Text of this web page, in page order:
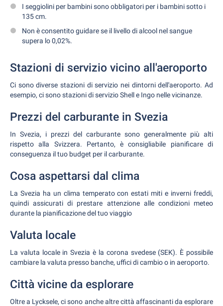
I seggiolini per bambini sono obbligatori per i bambini sotto i
135 cm.
Non è consentito guidare se il livello di alcool nel sangue
supera lo 0,02%.
Stazioni di servizio vicino all'aeroporto
Ci sono diverse stazioni di servizio nei dintorni dell'aeroporto. Ad
esempio, ci sono stazioni di servizio Shell e Ingo nelle vicinanze.
Prezzi del carburante in Svezia
In Svezia, i prezzi del carburante sono generalmente più alti
rispetto alla Svizzera. Pertanto, è consigliabile pianificare di
conseguenza il tuo budget per il carburante.
Cosa aspettarsi dal clima
La Svezia ha un clima temperato con estati miti e inverni freddi,
quindi assicurati di prestare attenzione alle condizioni meteo
durante la pianificazione del tuo viaggio
Valuta locale
La valuta locale in Svezia è la corona svedese (SEK). È possibile
cambiare la valuta presso banche, uffici di cambio o in aeroporto.
Città vicine da esplorare
Oltre a Lycksele, ci sono anche altre città affascinanti da esplorare